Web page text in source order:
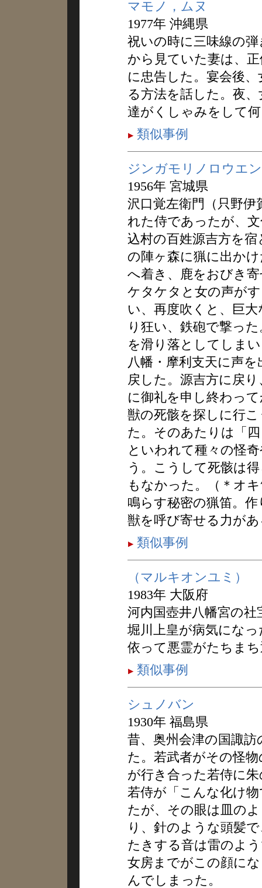
マモノ，ムヌ
1977年 沖縄県
祝いの時に三味線の
から見ていた妻は、
に忠告した。宴会後
る方法を話した。夜
達がくしゃみをして
類似事例
ジンガモリノロウエン
1956年 宮城県
沢口覚左衛門（只野
れた侍であったが、文
込村の百姓源吉方を
の陣ヶ森に猟に出か
へ着き、鹿をおびき
ケタケタと女の声が
い、再度吹くと、巨
り狂い、鉄砲で撃っ
を滑り落としてしま
八幡・摩利支天に声
戻した。源吉方に戻
に御礼を申し終わっ
獣の死骸を探しに行
た。そのあたりは「
といわれて種々の怪
う。こうして死骸は
もなかった。（＊オ
鳴らす秘密の猟笛。
獣を呼び寄せる力が
類似事例
（マルキオンユミ）
1983年 大阪府
河内国壺井八幡宮の
堀川上皇が病気にな
依って悪霊がたちま
類似事例
シュノバン
1930年 福島県
昔、奥州会津の国諏
た。若武者がその怪
が行き合った若侍に
若侍が「こんな化け
たが、その眼は皿の
り、針のような頭髪
たきする音は雷のよ
女房までがこの顔に
んでしまった。